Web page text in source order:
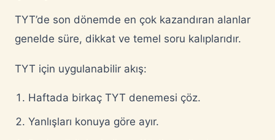
TYT’de son dönemde en çok kazandıran alanlar
genelde süre, dikkat ve temel soru kalıplarıdır.
TYT için uygulanabilir akış:
Haftada birkaç TYT denemesi çöz.
Yanlışları konuya göre ayır.